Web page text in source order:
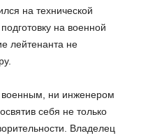
на технической
на военной
лейтенанта не
ни инженером
себя не только
Владелец